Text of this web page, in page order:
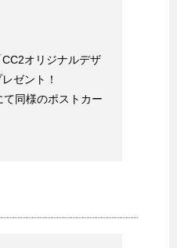
オリジナルデザ
ゼント！
同様のポストカー